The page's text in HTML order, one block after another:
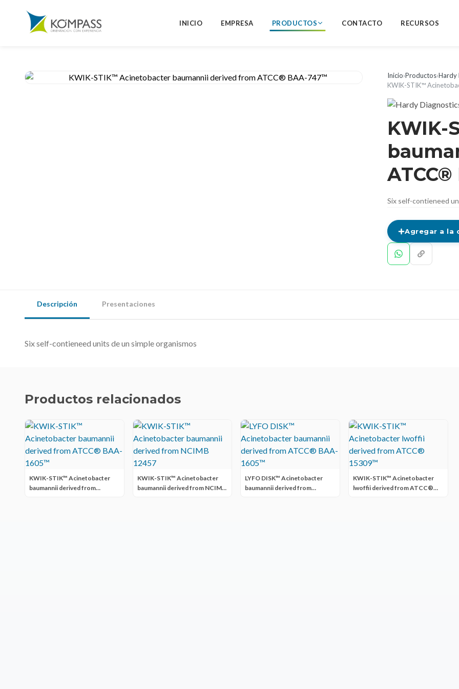
INICIO EMPRESA PRODUCTOS CONTACTO RECURSOS
Inicio›Productos›Hardy
KWIK-STIK™
KWIK-
Six self-contieneed
Agregar a la
Descripción Presentaciones
Six self-contieneed units de un simple organismos
Productos relacionados
KWIK-STIK™ Acinetobacter
baumannii derived from
KWIK-STIK™ Acinetobacter
baumannii derived from NCIMB
LYFO DISK™ Acinetobacter
baumannii derived from
KWIK-STIK™ Acinetobacter
lwoffii derived from ATCC®